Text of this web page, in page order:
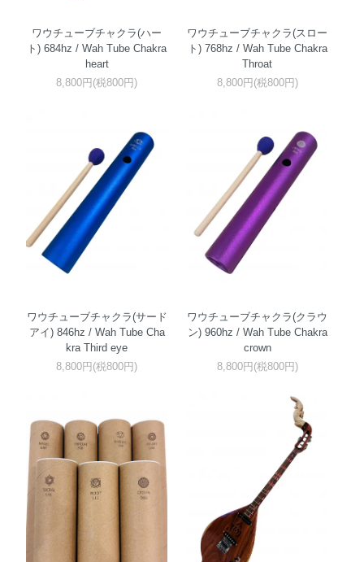
ワウチューブチャクラ(ハー
ト) 684hz / Wah Tube Chakra
heart
8,800円(税800円)
ワウチューブチャクラ(スロー
ト) 768hz / Wah Tube Chakra
Throat
8,800円(税800円)
ワウチューブチャクラ(サード
アイ) 846hz / Wah Tube Cha
kra Third eye
8,800円(税800円)
ワウチューブチャクラ(クラウ
ン) 960hz / Wah Tube Chakra
crown
8,800円(税800円)